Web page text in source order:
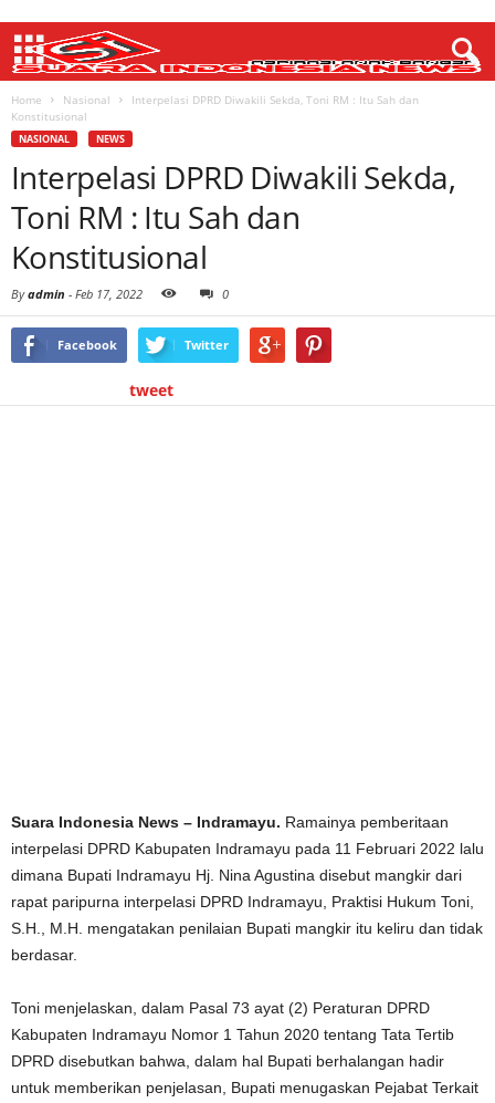
Home Nasional
Interpelasi DPRD Diwakili Sekda, Toni RM : Itu Sah dan
Konstitusional
NASIONAL NEWS
Interpelasi DPRD Diwakili Sekda,
Toni RM : Itu Sah dan
Konstitusional
Byadmin - Feb 17, 2022 0
Facebook Twitter
tweet
Suara Indonesia News – Indramayu. Ramainya pemberitaan
interpelasi DPRD Kabupaten Indramayu pada 11 Februari 2022 lalu
dimana Bupati Indramayu Hj. Nina Agustina disebut mangkir dari
rapat paripurna interpelasi DPRD Indramayu, Praktisi Hukum Toni,
S.H., M.H. mengatakan penilaian Bupati mangkir itu keliru dan tidak
berdasar.
Toni menjelaskan, dalam Pasal 73 ayat (2) Peraturan DPRD
Kabupaten Indramayu Nomor 1 Tahun 2020 tentang Tata Tertib
DPRD disebutkan bahwa, dalam hal Bupati berhalangan hadir
untuk memberikan penjelasan, Bupati menugaskan Pejabat Terkait